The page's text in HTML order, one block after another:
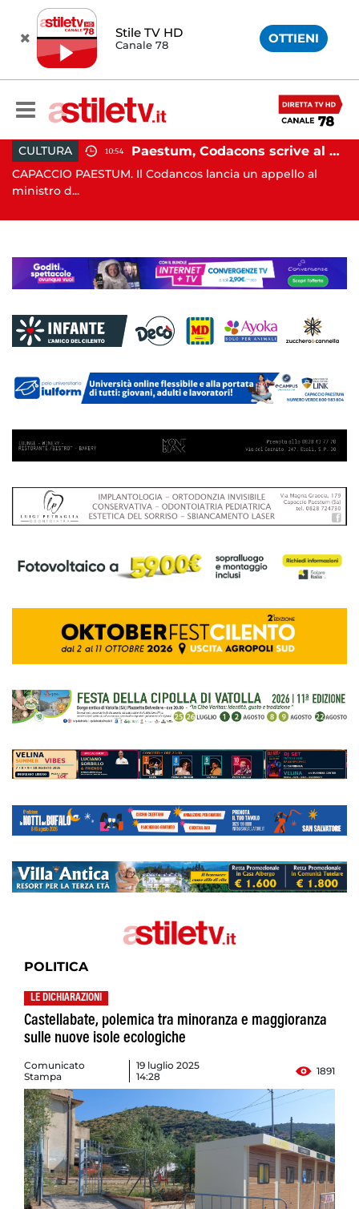
Stile TV HD
Canale 78 OTTIENI
Paestum, Codacons scrive al ministro Giuli: "Rilanciare scavi dell'Anfiteatro nell'area archeologica"
Codancos lancia un appello al
ATTUALITÀ 15:05
CAPACCIO PAESTUM.
POLITICA
LE DICHIARAZIONI
Castellabate, polemica tra minoranza e maggioranza
sulle nuove isole ecologiche
Comunicato
Stampa
19 luglio 2025
14:28
1891